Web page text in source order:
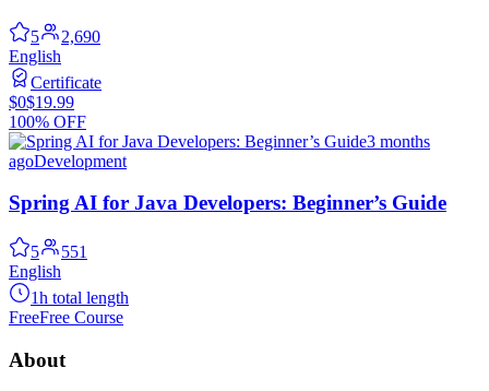
5
2,690
English
Certificate
$0$19.99
100% OFF
3 months
agoDevelopment
Spring AI for Java Developers: Beginner’s Guide
5
551
English
1h total length
FreeFree Course
About